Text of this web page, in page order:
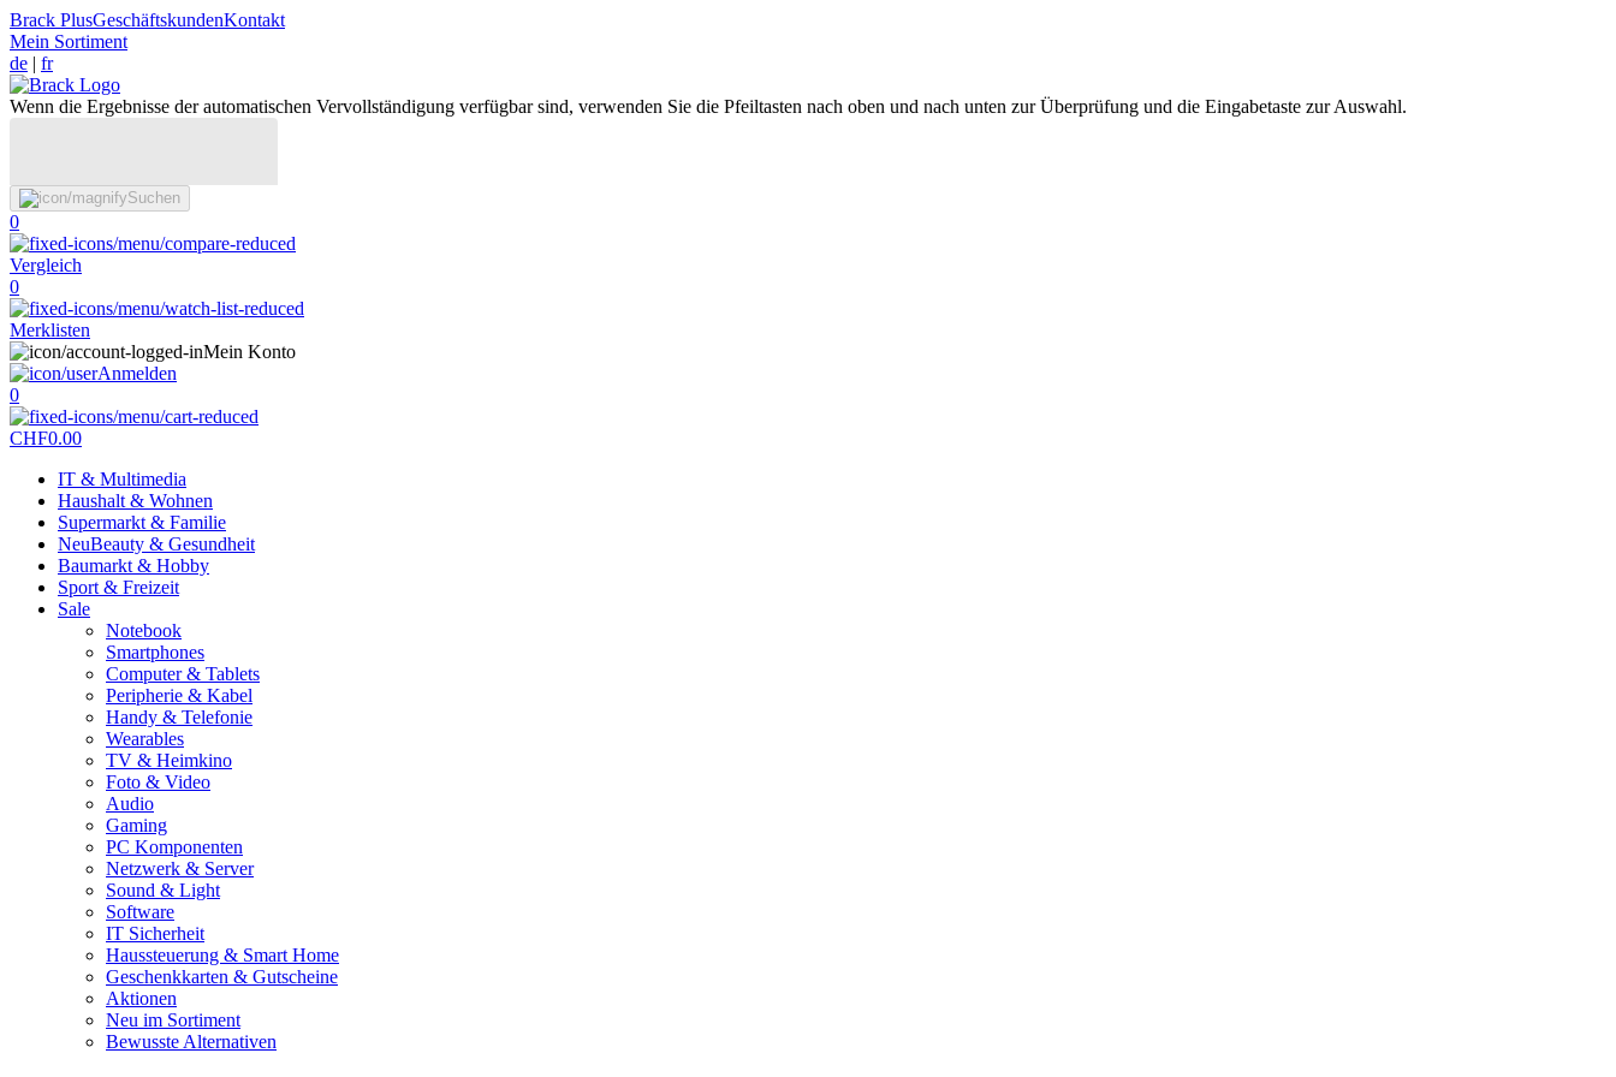
Brack PlusGeschäftskundenKontakt
Mein Sortiment
de | fr
Wenn die Ergebnisse der automatischen Vervollständigung verfügbar sind, verwenden Sie die Pfeiltasten nach oben und nach unten zur Überprüfung und die Eingabetaste zur Auswahl.
Suchen
0
Vergleich
0
Merklisten
Mein Konto
Anmelden
0
CHF0.00
IT & Multimedia
Haushalt & Wohnen
Supermarkt & Familie
NeuBeauty & Gesundheit
Baumarkt & Hobby
Sport & Freizeit
Sale
Notebook
Smartphones
Computer & Tablets
Peripherie & Kabel
Handy & Telefonie
Wearables
TV & Heimkino
Foto & Video
Audio
Gaming
PC Komponenten
Netzwerk & Server
Sound & Light
Software
IT Sicherheit
Haussteuerung & Smart Home
Geschenkkarten & Gutscheine
Aktionen
Neu im Sortiment
Bewusste Alternativen